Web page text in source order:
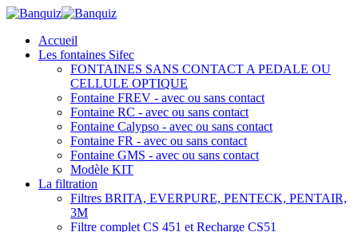
Accueil
Les fontaines Sifec
FONTAINES SANS CONTACT A PEDALE OU
CELLULE OPTIQUE
Fontaine FREV - avec ou sans contact
Fontaine RC - avec ou sans contact
Fontaine Calypso - avec ou sans contact
Fontaine FR - avec ou sans contact
Fontaine GMS - avec ou sans contact
Modèle KIT
La filtration
Filtres BRITA, EVERPURE, PENTECK, PENTAIR,
3M
Filtre complet CS 451 et Recharge CS51